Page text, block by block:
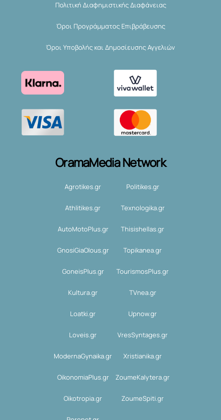
Πολιτική Διαφημιστικής Διαφάνειας
Όροι Προγράμματος Επιβράβευσης
Όροι Υποβολής και Δημοσίευσης Αγγελιών
OramaMedia Network
Agrotikes.gr Politikes.gr
Athlitikes.gr Texnologika.gr
AutoMotoPlus.gr Thisishellas.gr
GnosiGiaOlous.gr Topikanea.gr
GoneisPlus.gr TourismosPlus.gr
Kultura.gr TVnea.gr
Loatki.gr Upnow.gr
Loveis.gr VresSyntages.gr
ModernaGynaika.gr Xristianika.gr
OikonomiaPlus.gr ZoumeKalytera.gr
Oikotropia.gr ZoumeSpiti.gr